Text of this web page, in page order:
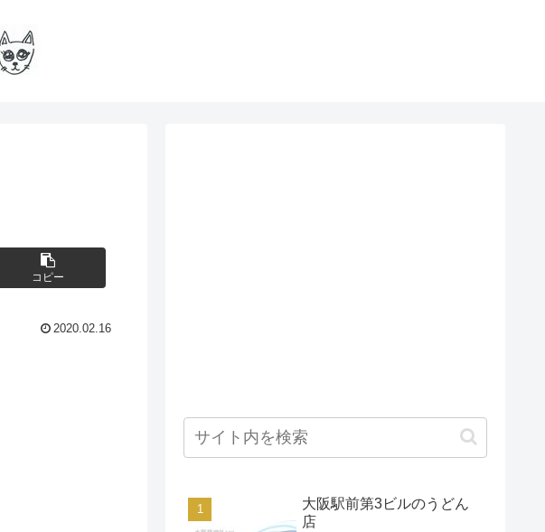
コピー
2020.02.16
大阪駅前第3ビルのうどん
店